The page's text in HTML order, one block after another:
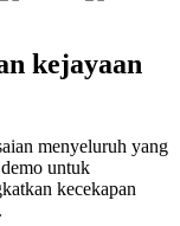
kejayaan
menyeluruh yang
untuk
kecekapan